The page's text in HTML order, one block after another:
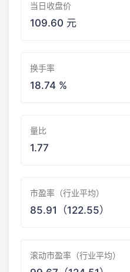
当日收盘价
109.60 元
换手率
18.74 %
量比
1.77
市盈率（行业平均）
85.91（122.55）
滚动市盈率（行业平均）